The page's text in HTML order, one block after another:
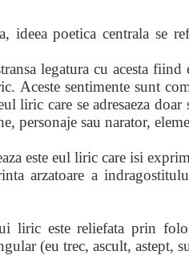
ideea poetica centrala se
legatura cu acesta fiind
Aceste sentimente sunt
liric care se adresaeza
personaje sau narator,
este eul liric care isi
arzatoare a
liric este reliefata prin
(eu trec, ascult, astept,